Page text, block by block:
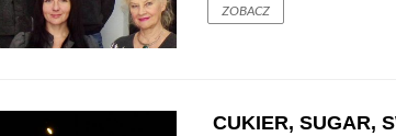
ZOBACZ
CUKIER, SUGAR,